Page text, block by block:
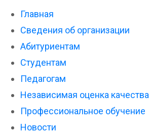
Главная
Сведения об организации
Абитуриентам
Студентам
Педагогам
Независимая оценка качества
Профессиональное обучение
Новости